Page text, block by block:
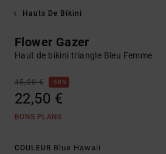
Hauts De Bikini
Flower Gazer
Haut de bikini triangle Bleu Femme
45,00 € 50%
22,50 €
BONS PLANS
COULEUR Blue Hawaii